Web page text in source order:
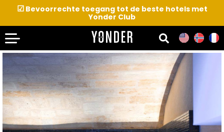
☑Bevoorrechte toegang tot de beste hotels met
Yonder Club